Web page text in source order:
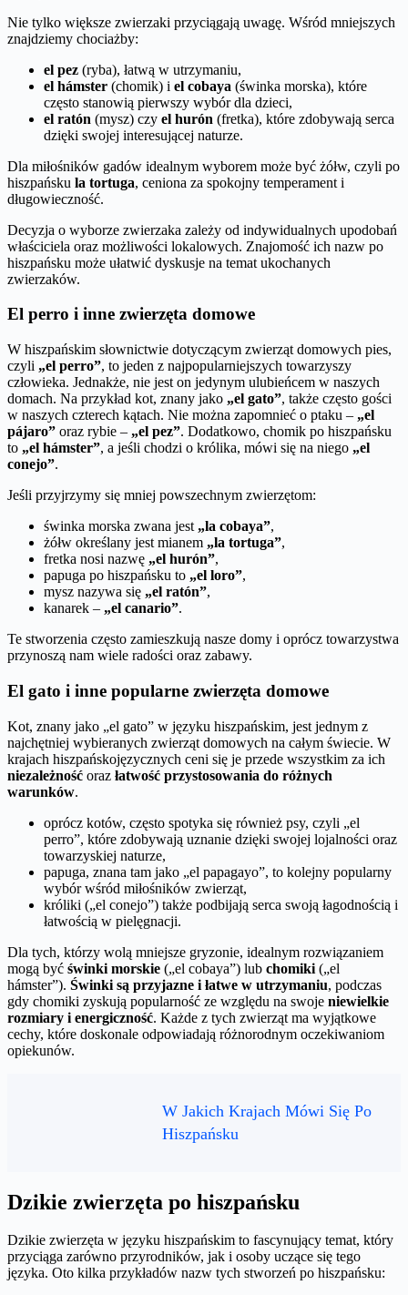
Nie tylko większe zwierzaki przyciągają uwagę. Wśród mniejszych
znajdziemy chociażby:
el pez (ryba), łatwą w utrzymaniu,
el hámster (chomik) i el cobaya (świnka morska), które
często stanowią pierwszy wybór dla dzieci,
el ratón (mysz) czy el hurón (fretka), które zdobywają serca
dzięki swojej interesującej naturze.
Dla miłośników gadów idealnym wyborem może być żółw, czyli po
hiszpańsku la tortuga, ceniona za spokojny temperament i
długowieczność.
Decyzja o wyborze zwierzaka zależy od indywidualnych upodobań
właściciela oraz możliwości lokalowych. Znajomość ich nazw po
hiszpańsku może ułatwić dyskusje na temat ukochanych
zwierzaków.
El perro i inne zwierzęta domowe
W hiszpańskim słownictwie dotyczącym zwierząt domowych pies,
czyli „el perro”, to jeden z najpopularniejszych towarzyszy
człowieka. Jednakże, nie jest on jedynym ulubieńcem w naszych
domach. Na przykład kot, znany jako „el gato”, także często gości
w naszych czterech kątach. Nie można zapomnieć o ptaku – „el
pájaro” oraz rybie – „el pez”. Dodatkowo, chomik po hiszpańsku
to „el hámster”, a jeśli chodzi o królika, mówi się na niego „el
conejo”.
Jeśli przyjrzymy się mniej powszechnym zwierzętom:
świnka morska zwana jest „la cobaya”,
żółw określany jest mianem „la tortuga”,
fretka nosi nazwę „el hurón”,
papuga po hiszpańsku to „el loro”,
mysz nazywa się „el ratón”,
kanarek – „el canario”.
Te stworzenia często zamieszkują nasze domy i oprócz towarzystwa
przynoszą nam wiele radości oraz zabawy.
El gato i inne popularne zwierzęta domowe
Kot, znany jako „el gato” w języku hiszpańskim, jest jednym z
najchętniej wybieranych zwierząt domowych na całym świecie. W
krajach hiszpańskojęzycznych ceni się je przede wszystkim za ich
niezależność oraz łatwość przystosowania do różnych
warunków.
oprócz kotów, często spotyka się również psy, czyli „el
perro”, które zdobywają uznanie dzięki swojej lojalności oraz
towarzyskiej naturze,
papuga, znana tam jako „el papagayo”, to kolejny popularny
wybór wśród miłośników zwierząt,
króliki („el conejo”) także podbijają serca swoją łagodnością i
łatwością w pielęgnacji.
Dla tych, którzy wolą mniejsze gryzonie, idealnym rozwiązaniem
mogą być świnki morskie („el cobaya”) lub chomiki („el
hámster”). Świnki są przyjazne i łatwe w utrzymaniu, podczas
gdy chomiki zyskują popularność ze względu na swoje niewielkie
rozmiary i energiczność. Każde z tych zwierząt ma wyjątkowe
cechy, które doskonale odpowiadają różnorodnym oczekiwaniom
opiekunów.
W Jakich Krajach Mówi Się Po
Hiszpańsku
Dzikie zwierzęta po hiszpańsku
Dzikie zwierzęta w języku hiszpańskim to fascynujący temat, który
przyciąga zarówno przyrodników, jak i osoby uczące się tego
języka. Oto kilka przykładów nazw tych stworzeń po hiszpańsku: